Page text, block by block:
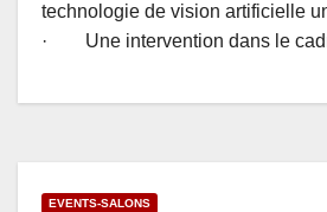
technologie de vision artificielle
· Une intervention dans le
EVENTS-SALONS